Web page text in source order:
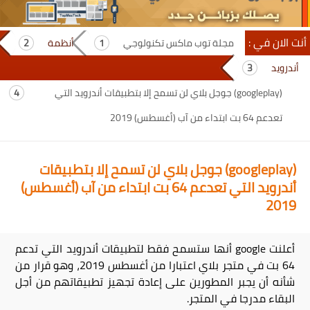
أنت الان في : مجلة توب ماكس تكنولوجي
أنظمة
أندرويد
(googleplay) جوجل بلاي لن تسمح إلا بتطبيقات أندرويد التي
تعدعم 64 بت ابتداء من آب (أغسطس) 2019
(googleplay) جوجل بلاي لن تسمح إلا بتطبيقات
أندرويد التي تعدعم 64 بت ابتداء من آب (أغسطس)
2019
أعلنت google أنها ستسمح فقط لتطبيقات أندرويد التي تدعم
64 بت في متجر بلاي اعتبارا من أغسطس 2019، وهو قرار من
شأنه أن يجبر المطورين على إعادة تجهيز تطبيقاتهم من أجل
البقاء مدرجا في المتجر.